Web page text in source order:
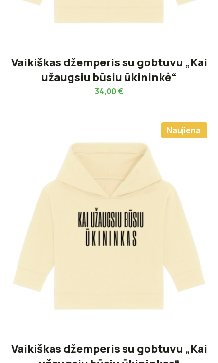
Vaikiškas džemperis su gobtuvu „Kai
užaugsiu būsiu ūkininkė“
34,00€
Naujiena
Vaikiškas džemperis su gobtuvu „Kai